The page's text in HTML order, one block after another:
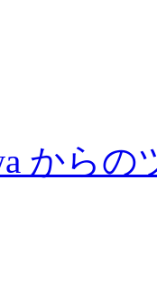
からの